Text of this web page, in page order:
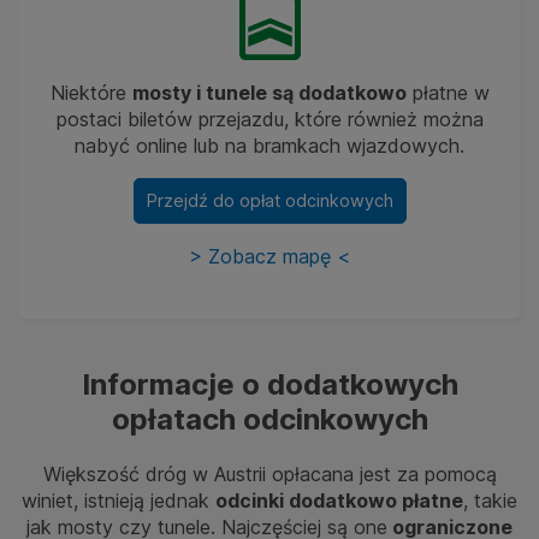
Niektóre mosty i tunele są dodatkowopłatne w
postaci biletów przejazdu, które również można
nabyć online lub na bramkach wjazdowych.
Przejdź do opłat odcinkowych
> Zobacz mapę <
Informacje o dodatkowych
opłatach odcinkowych
Większość dróg w Austrii opłacana jest za pomocą
winiet, istnieją jednak odcinki dodatkowo płatne, takie
jak mosty czy tunele. Najczęściej są one ograniczone